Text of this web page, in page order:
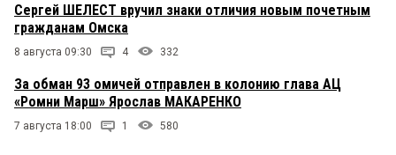
Сергей ШЕЛЕСТ вручил знаки отличия новым почетным
гражданам Омска
8 августа 09:30 4 332
За обман 93 омичей отправлен в колонию глава АЦ
«Ромни Марш» Ярослав МАКАРЕНКО
7 августа 18:00 1 580